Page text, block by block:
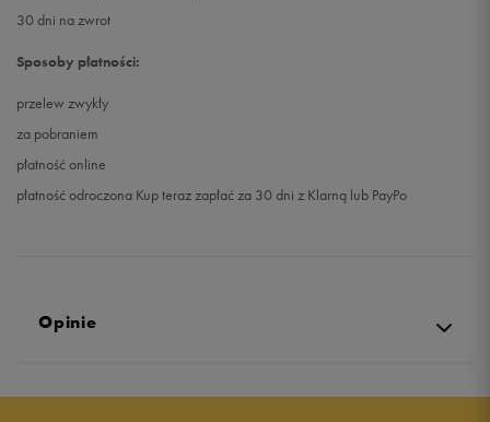
30 dni na zwrot
Sposoby płatności:
przelew zwykły
za pobraniem
płatność online
płatność odroczona Kup teraz zapłać za 30 dni z Klarną lub PayPo
Opinie